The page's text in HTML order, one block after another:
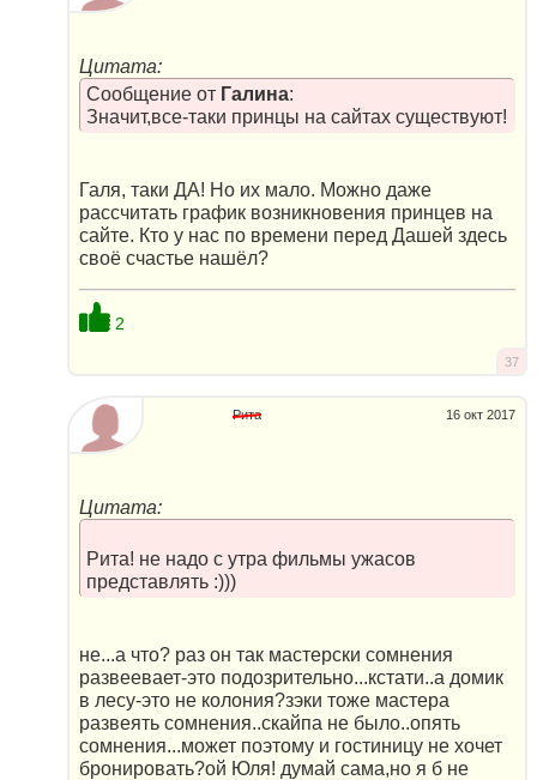
Цитата:
Сообщение от Галина:
Значит,все-таки принцы на сайтах существуют!
Галя, таки ДА! Но их мало. Можно даже
рассчитать график возникновения принцев на
сайте. Кто у нас по времени перед Дашей здесь
своё счастье нашёл?
2
37
16 окт 2017
Рита
Цитата:
Рита! не надо с утра фильмы ужасов
представлять :)))
не...а что? раз он так мастерски сомнения
развеевает-это подозрительно...кстати..а домик
в лесу-это не колония?зэки тоже мастера
развеять сомнения..скайпа не было..опять
сомнения...может поэтому и гостиницу не хочет
бронировать?ой Юля! думай сама,но я б не